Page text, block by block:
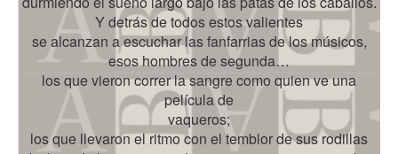
Y detrás de todos estos valientes
se alcanzan a escuchar las fanfarrias de los músicos,
esos hombres de segunda…
los que vieron correr la sangre como quien ve una
película de
vaqueros;
los que llevaron el ritmo con el temblor de sus rodillas